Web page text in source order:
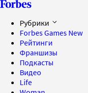
Рубрики
Forbes Games New
Рейтинги
Франшизы
Подкасты
Видео
Life